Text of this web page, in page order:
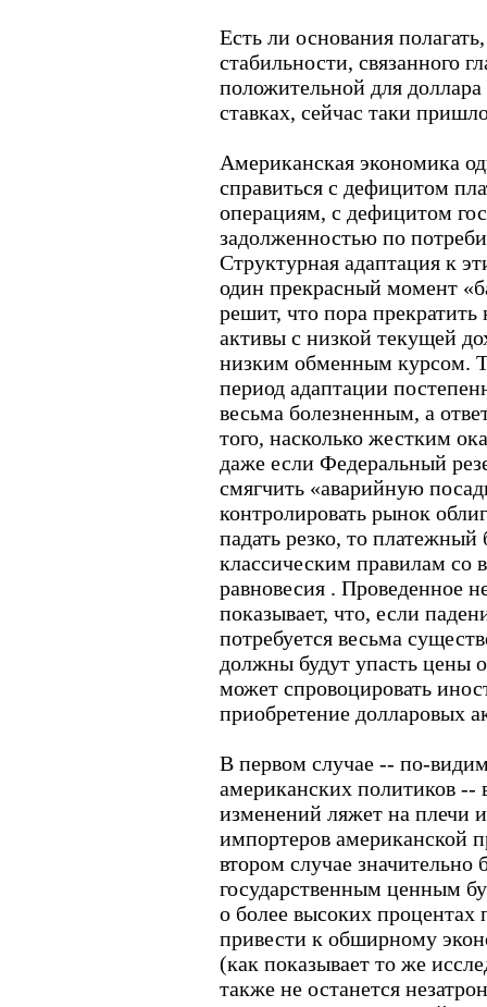
Есть ли основания
стабильности, связанного
положительной для
ставках, сейчас таки
Американская экономика
справиться с дефицитом
операциям, с дефицитом
задолженностью по
Структурная адаптация к
один прекрасный момент
решит, что пора прекратить
активы с низкой текущей
низким обменным курсом.
период адаптации
весьма болезненным, а
того, насколько жестким
даже если Федеральный
смягчить «аварийную
контролировать рынок
падать резко, то платежный
классическим правилам со
равновесия . Проведенное
показывает, что, если
потребуется весьма
должны будут упасть цены
может спровоцировать
приобретение долларовых
В первом случае -- по-
американских политиков --
изменений ляжет на плечи
импортеров американской
втором случае значительно
государственным ценным
о более высоких
привести к обширному
(как показывает то же
также не останется